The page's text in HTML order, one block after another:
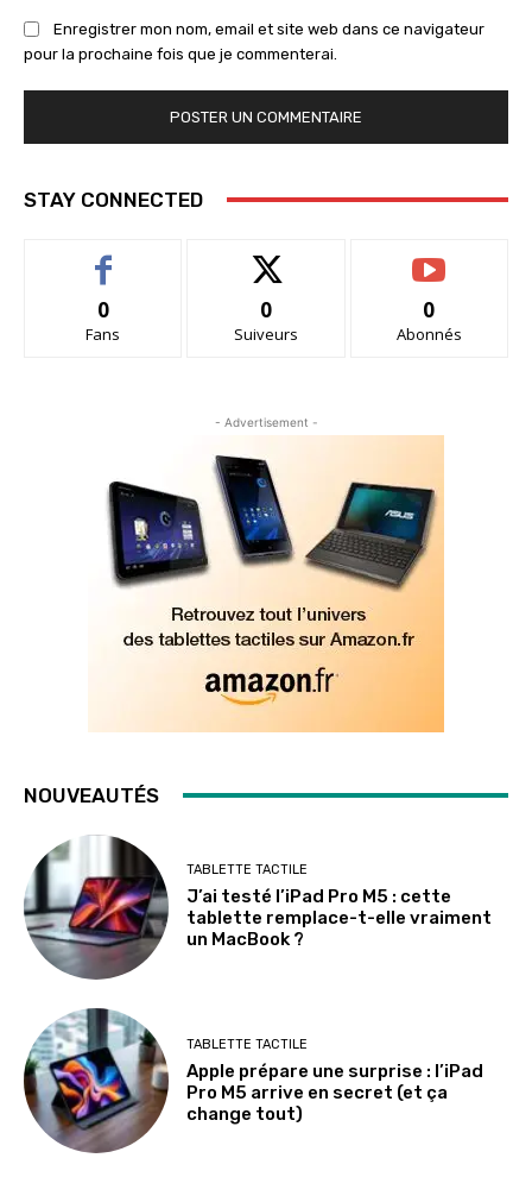
Enregistrer mon nom, email et site web dans ce navigateur
pour la prochaine fois que je commenterai.
STAY CONNECTED
0
Fans
0
Suiveurs
0
Abonnés
- Advertisement -
NOUVEAUTÉS
TABLETTE TACTILE
J’ai testé l’iPad Pro M5 : cette
tablette remplace-t-elle vraiment
un MacBook ?
TABLETTE TACTILE
Apple prépare une surprise : l’iPad
Pro M5 arrive en secret (et ça
change tout)